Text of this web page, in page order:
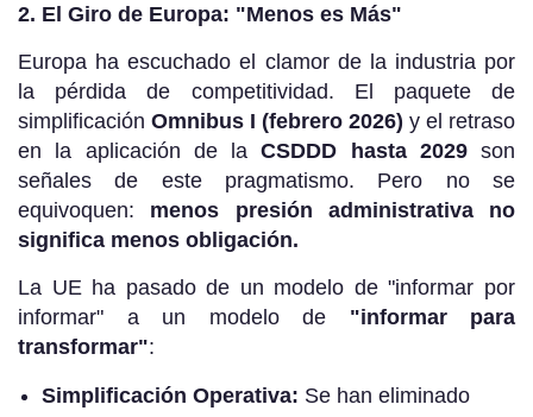
2. El Giro de Europa: "Menos es Más"
Europa ha escuchado el clamor de la industria por
la pérdida de competitividad. El paquete de
simplificación Omnibus I (febrero 2026) y el retraso
en la aplicación de laCSDDD hasta 2029son
señales de este pragmatismo. Pero no se
equivoquen: menos presión administrativa no
significa menos obligación.
La UE ha pasado de un modelo de "informar por
informar" a un modelo de "informar para
transformar":
Simplificación Operativa: Se han eliminado